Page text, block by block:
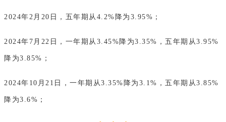
2024年2月20日，五年期从4.2%降为3.95%；
2024年7月22日，一年期从3.45%降为3.35%，五年期从3.95%
降为3.85%；
2024年10月21日，一年期从3.35%降为3.1%，五年期从3.85%
降为3.6%；